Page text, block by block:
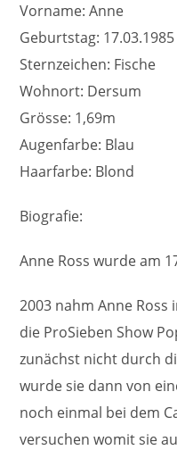
Vorname: Anne
Geburtstag: 17.03.1985
Sternzeichen: Fische
Wohnort: Dersum
Grösse: 1,69m
Augenfarbe: Blau
Haarfarbe: Blond
Biografie:
Anne Ross wurde am
2003 nahm Anne
die ProSieben Show
zunächst nicht durch
wurde sie dann von
noch einmal bei dem
versuchen womit sie